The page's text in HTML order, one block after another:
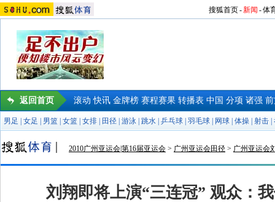
搜狐首页-新闻 -体
返回首页 滚动 快讯 金牌榜 赛程赛果 转播表 中国 分项 诸强
男足 女足 男篮 女篮 女排 田径 游泳 跳水 乒乓球 羽毛球 网球 体操 射击
2010广州亚运会|第16届亚运会 > 广州亚运会田径 > 广州亚运会
刘翔即将上演“三连冠” 观众：